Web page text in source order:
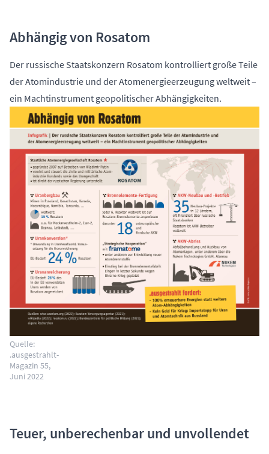
Abhängig von Rosatom
Der russische Staatskonzern Rosatom kontrolliert große Teile
der Atomindustrie und der Atomenergieerzeugung weltweit –
ein Machtinstrument geopolitischer Abhängigkeiten.
Quelle:
.ausgestrahlt-
Magazin 55,
Juni 2022
Teuer, unberechenbar und unvollendet